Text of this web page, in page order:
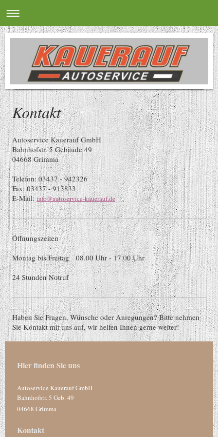
Kontakt
Autoservice Kauerauf GmbH
Bahnhofstr. 5 Gebäude 49
04668 Grimma
Telefon: 03437 - 942326
Fax: 03437 - 913833
E-Mail:info@autoservice-kauerauf.de
Öffnungszeiten
Montag bis Freitag 08.00 Uhr - 17.00 Uhr
24 Stunden Notruf
Haben Sie Fragen, Wünsche oder Anregungen? Bitte nehmen
Sie Kontakt mit uns auf, wir helfen Ihnen gerne weiter!
Hier finden Sie uns
Autoservice Kauerauf GmbH
Bahnhofstr. 5 Geb. 49
04668 Grimma
Kontakt